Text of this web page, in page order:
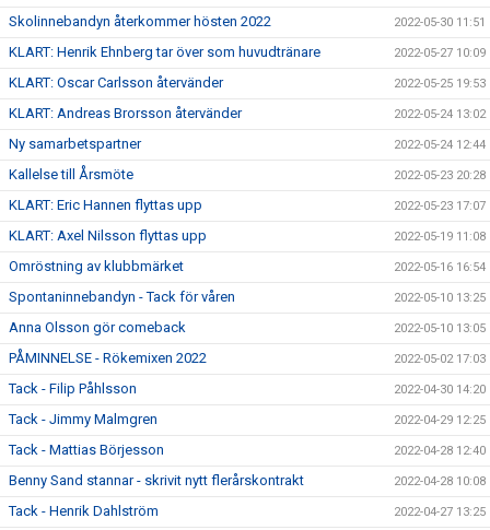
Skolinnebandyn återkommer hösten 2022 2022-05-30 11:51
KLART: Henrik Ehnberg tar över som huvudtränare 2022-05-27 10:09
KLART: Oscar Carlsson återvänder 2022-05-25 19:53
KLART: Andreas Brorsson återvänder 2022-05-24 13:02
Ny samarbetspartner 2022-05-24 12:44
Kallelse till Årsmöte 2022-05-23 20:28
KLART: Eric Hannen flyttas upp 2022-05-23 17:07
KLART: Axel Nilsson flyttas upp 2022-05-19 11:08
Omröstning av klubbmärket 2022-05-16 16:54
Spontaninnebandyn - Tack för våren 2022-05-10 13:25
Anna Olsson gör comeback 2022-05-10 13:05
PÅMINNELSE - Rökemixen 2022 2022-05-02 17:03
Tack - Filip Påhlsson 2022-04-30 14:20
Tack - Jimmy Malmgren 2022-04-29 12:25
Tack - Mattias Börjesson 2022-04-28 12:40
Benny Sand stannar - skrivit nytt flerårskontrakt 2022-04-28 10:08
Tack - Henrik Dahlström 2022-04-27 13:25